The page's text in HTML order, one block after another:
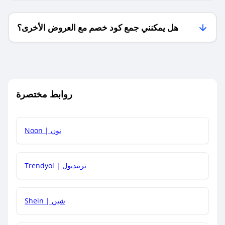
هل يمكنني جمع كود خصم مع العروض الأخرى؟
كم مدة صلاحية كود الخصم؟
روابط مختصرة
Noon | نون
Trendyol | ترينديول
Shein | شين